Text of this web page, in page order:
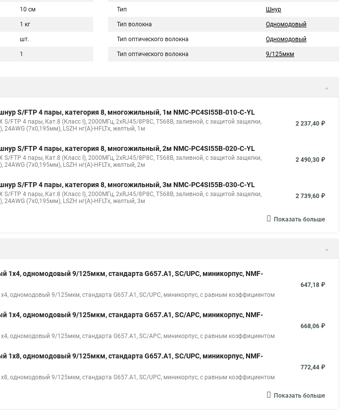
10 см
1 кг
шт.
1
Тип Шнур
Тип волокна Одномодовый
Тип оптического волокна Одномодовый
Тип оптического волокна 9/125мкм
S/FTP 4 пары, категория 8, многожильный, 1м NMC-PC4SI55B-010-C-YL
FTP 4 пары, Кат.8 (Класс I), 2000МГц, 2хRJ45/8P8C, T568B, заливной, с защитой защелки,
(7х0,195мм), LSZH нг(А)-HFLTx, желтый, 1м
2 237,40 ₽
S/FTP 4 пары, категория 8, многожильный, 2м NMC-PC4SI55B-020-C-YL
FTP 4 пары, Кат.8 (Класс I), 2000МГц, 2хRJ45/8P8C, T568B, заливной, с защитой защелки,
(7х0,195мм), LSZH нг(А)-HFLTx, желтый, 2м
2 490,30 ₽
S/FTP 4 пары, категория 8, многожильный, 3м NMC-PC4SI55B-030-C-YL
FTP 4 пары, Кат.8 (Класс I), 2000МГц, 2хRJ45/8P8C, T568B, заливной, с защитой защелки,
(7х0,195мм), LSZH нг(А)-HFLTx, желтый, 3м
2 739,60 ₽
Показать больше
1x4, одномодовый 9/125мкм, стандарта G657.A1, SC/UPC, миникорпус, NMF-
одномодовый 9/125мкм, стандарта G657.A1, SC/UPC, миникорпус, с равным коэффициентом
647,18 ₽
1x4, одномодовый 9/125мкм, стандарта G657.A1, SC/APC, миникорпус, NMF-
одномодовый 9/125мкм, стандарта G657.A1, SC/APC, миникорпус, с равным коэффициентом
668,06 ₽
1x8, одномодовый 9/125мкм, стандарта G657.A1, SC/UPC, миникорпус, NMF-
одномодовый 9/125мкм, стандарта G657.A1, SC/UPC, миникорпус, с равным коэффициентом
772,44 ₽
Показать больше